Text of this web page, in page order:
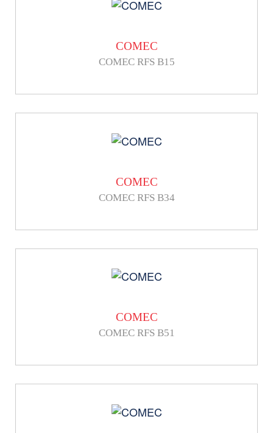
COMEC
COMEC RFS B15
COMEC
COMEC RFS B34
COMEC
COMEC RFS B51